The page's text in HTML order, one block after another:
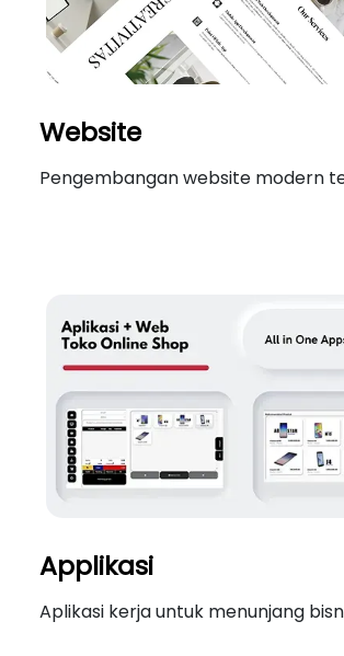
Website
Pengembangan website modern
Applikasi
Aplikasi kerja untuk menunjang